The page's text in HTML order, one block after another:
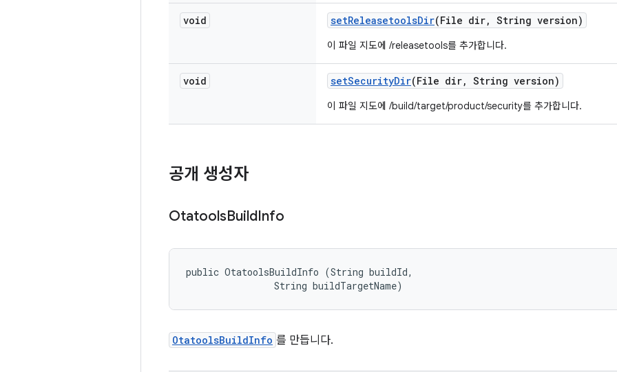
void setReleasetoolsDir(File dir, String version)
이 파일 지도에 /releasetools를 추가합니다.
void setSecurityDir(File dir, String version)
이 파일 지도에 /build/target/product/security를 추가합니다.
공개 생성자
OtatoolsBuildInfo
public OtatoolsBuildInfo (String buildId,
                String buildTargetName)
OtatoolsBuildInfo 를 만듭니다.